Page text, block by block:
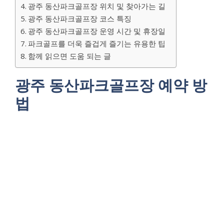
광주 동산파크골프장 위치 및 찾아가는 길
광주 동산파크골프장 코스 특징
광주 동산파크골프장 운영 시간 및 휴장일
파크골프를 더욱 즐겁게 즐기는 유용한 팁
함께 읽으면 도움 되는 글
광주 동산파크골프장 예약 방
법